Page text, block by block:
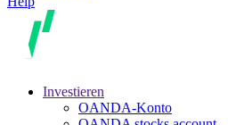
Investieren
OANDA-Konto